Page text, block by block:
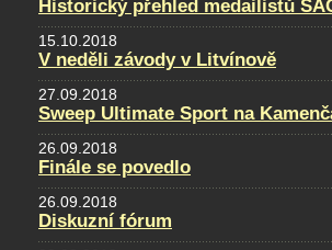
Historický přehled medailistů
15.10.2018
V neděli závody v Litvínově
27.09.2018
Sweep Ultimate Sport na
26.09.2018
Finále se povedlo
26.09.2018
Diskuzní fórum